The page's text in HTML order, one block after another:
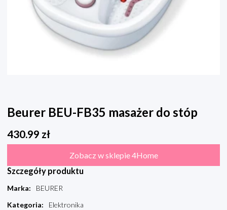
Beurer BEU-FB35 masażer do stóp
430.99 zł
Zobacz w sklepie 4Home
Szczegóły produktu
Marka:
BEURER
Kategoria:
Elektronika